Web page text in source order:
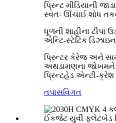
પ્રિન્ટ મીડિયાની
સ્વતઃ ઊંચાઈ શોધ
ધૂળની શાહીના ટીપાં
એન્ટિ-સ્ટેટિક
પ્રિન્ટર કેરેજ અને
અથડામણના જોખમને
પ્રિન્ટહેડ એન્ટી-ક્રેશ
તપાસવિગત